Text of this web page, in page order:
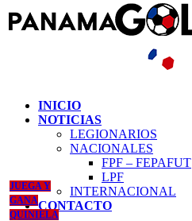
INICIO
NOTICIAS
LEGIONARIOS
NACIONALES
FPF – FEPAFUT
LPF
INTERNACIONAL
CONTACTO
JUEGA Y
GANA
QUINIELA